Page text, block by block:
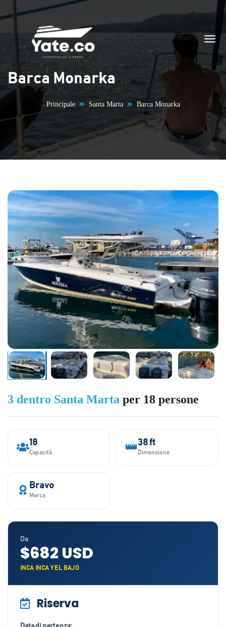
Vai al contenuto
Barca Monarka
Principale Santa Marta Barca Monarka
3 dentro Santa Marta per 18 persone
18
Capacità
38 ft
Dimensione
Bravo
Marca
Da
$682 USD
INCA INCA Y EL BAJO
Riserva